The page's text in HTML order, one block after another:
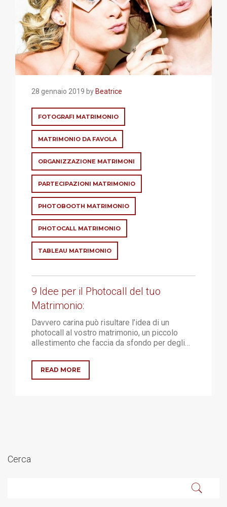
28 gennaio 2019 by Beatrice
FOTOGRAFI MATRIMONIO
MATRIMONIO DA FAVOLA
ORGANIZZAZIONE MATRIMONI
PARTECIPAZIONI MATRIMONIO
PHOTOBOOTH MATRIMONIO
PHOTOCALL MATRIMONIO
TABLEAU MATRIMONIO
9 Idee per il Photocall del tuo
Matrimonio:
Davvero carina può risultare l’idea di un
photocall al vostro matrimonio, un piccolo
allestimento che faccia da sfondo per degli…
READ MORE
Cerca